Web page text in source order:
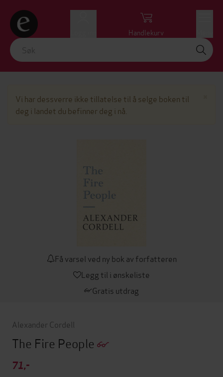
Handlekurv
Vi har dessverre ikke tillatelse til å selge boken til
deg i landet du befinner deg i nå.
Få varsel ved ny bok av forfatteren
Legg til i ønskeliste
Gratis utdrag
Alexander Cordell
The Fire People
71,-